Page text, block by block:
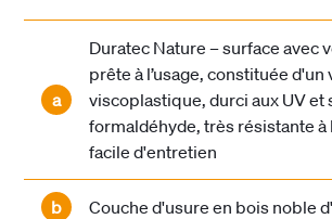
a
Duratec Nature – surface avec
prête à l’usage, constituée
viscoplastique, durci aux UV et
formaldéhyde, très résistante à
facile d'entretien
b Couche d'usure en bois noble